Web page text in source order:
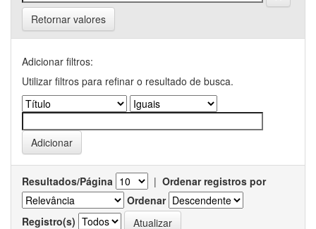
Retornar valores
Adicionar filtros:
Utilizar filtros para refinar o resultado de busca.
Resultados/Página | Ordenar registros por
Ordenar
Registro(s)